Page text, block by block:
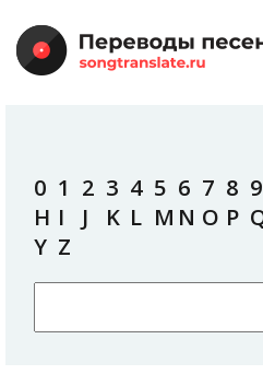
0 1 2 3 4 5 6 7 8 9
H I J K L M N O P
Y Z